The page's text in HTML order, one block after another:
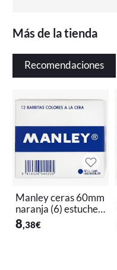
Más de la tienda
Recomendaciones
Manley ceras 60mm
naranja (6) estuche
de 12
8,38€